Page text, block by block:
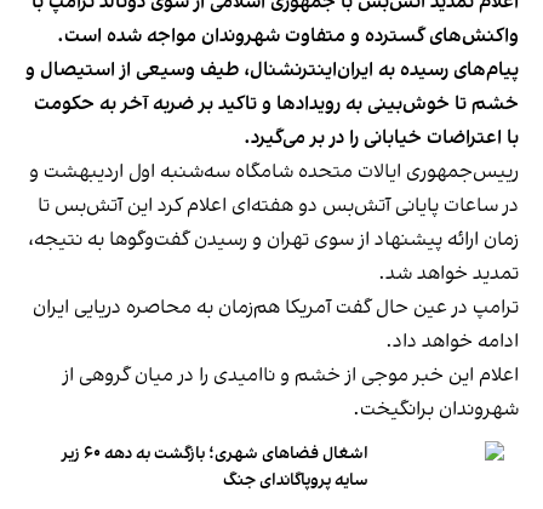
واکنش‌های گسترده و متفاوت شهروندان مواجه شده است.
پیام‌های رسیده به ایران‌اینترنشنال، طیف وسیعی از استیصال و
خشم تا خوش‌بینی به رویدادها و تاکید بر ضربه آخر به حکومت
با اعتراضات خیابانی را در بر می‌گیرد.
رییس‌جمهوری ایالات متحده شامگاه سه‌شنبه اول اردیبهشت و
در ساعات پایانی آتش‌بس دو هفته‌ای اعلام کرد این آتش‌بس تا
زمان ارائه پیشنهاد از سوی تهران و رسیدن گفت‌وگوها به نتیجه،
تمدید خواهد شد.
ترامپ در عین حال گفت آمریکا هم‌زمان به محاصره دریایی ایران
ادامه خواهد داد.
اعلام این خبر موجی از خشم و ناامیدی را در میان گروهی از
شهروندان برانگیخت.
اشغال فضاهای شهری؛ بازگشت به دهه ۶۰ زیر
سایه پروپاگاندای جنگ